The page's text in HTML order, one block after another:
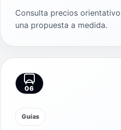
Consulta precios
una propuesta a medida.
06
Guías